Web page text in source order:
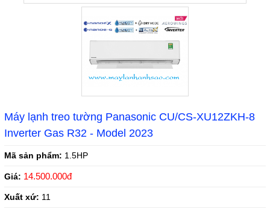
Máy lạnh treo tường Panasonic CU/CS-XU12ZKH-8
Inverter Gas R32 - Model 2023
Mã sản phẩm: 1.5HP
Giá: 14.500.000đ
Xuất xứ: 11